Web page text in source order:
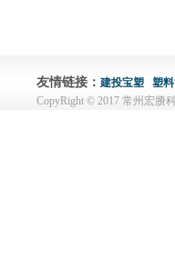
友情链接： 建投宝塑
塑
CopyRight © 2017 常州宏賸